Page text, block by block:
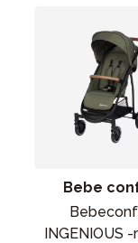
Bebe
INGENIOUS